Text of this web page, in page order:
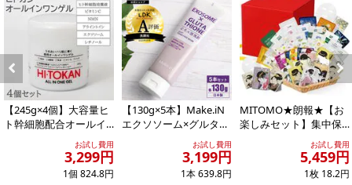
・注意事項：
水分が逃げないように、ご使用後は中のフタをしっかりと閉めて
ください。（高温または低温、多湿、直射日光のあたる場所を避け
て保管してください）
お肌に異常がある場合には使わないでください。
注意事項
【賞味・消費期限のある商品について】
商品到着時点でのお日持ち期間は、配送日数などにより異なります
Previous
【245g×4個】大容量ヒ
ト幹細胞配合オールイ
お試し費用
3,299円
1個 824.8円
【130g×5本】Make.iN
エクソソーム×グルタチ
オン どろ×泡洗顔お試し費用
3,199円
1本 639.8円
MITOMO★朗報★【お
楽しみセット】集中保
湿マスクパック100枚増
お試し費用
5,459円
1枚 18.2円
Next